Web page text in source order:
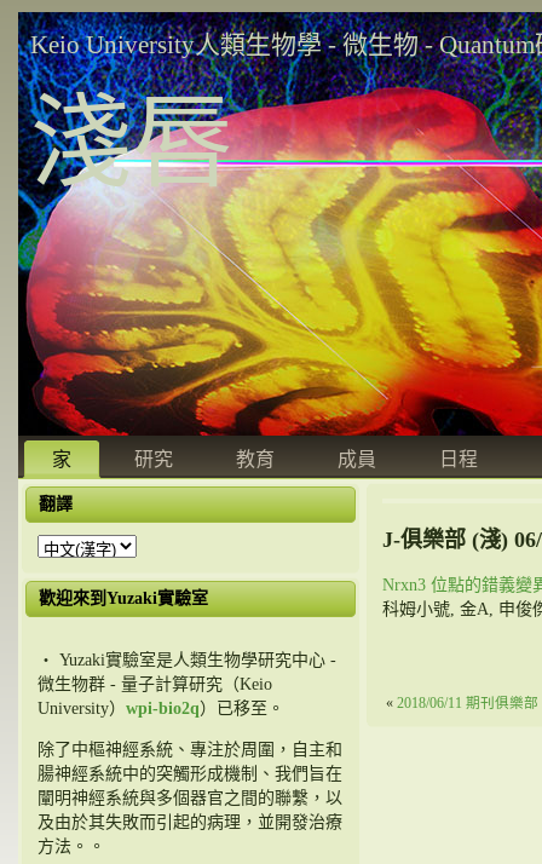
Keio University人類生物學 - 微生物 -
淺唇
家 研究 教育 成員 日程
翻譯
歡迎來到Yuzaki實驗室
・ Yuzaki實驗室是人類生物學研究中心 -
微生物群 - 量子計算研究（Keio
University） wpi-bio2q）已移至。
除了中樞神經系統、專注於周圍，自主和
腸神經系統中的突觸形成機制、我們旨在
闡明神經系統與多個器官之間的聯繫，以
及由於其失敗而引起的病理，並開發治療
方法。。
J-俱樂部 (淺)
Nrxn3 位點的錯義變
科姆小號, 金A, 申俊
« 2018/06/11 期刊俱樂部